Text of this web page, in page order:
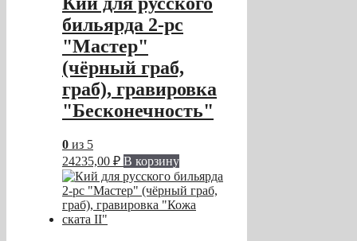
бильярда 2-pc
"Мастер"
(чёрный граб,
граб), гравировка
"Бесконечность"
0 из 5
24235,00 ₽ В корзину